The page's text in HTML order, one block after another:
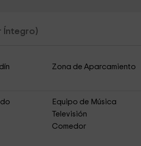
Íntegro)
Zona de Aparcamiento
Equipo de Música
Televisión
Comedor